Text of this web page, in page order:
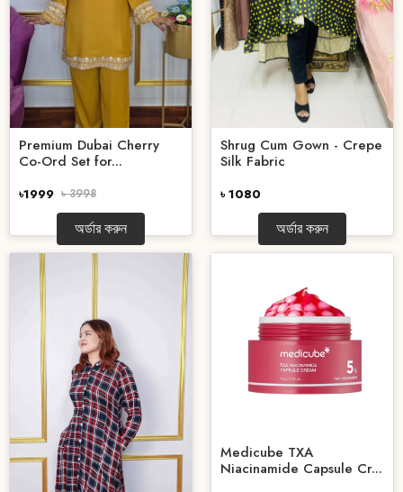
Premium Dubai Cherry
Co-Ord Set for...
৳1999 ৳ 3998
অর্ডার করুন
Shrug Cum Gown - Crepe
Silk Fabric
৳ 1080
অর্ডার করুন
Medicube TXA
Niacinamide Capsule Cr...